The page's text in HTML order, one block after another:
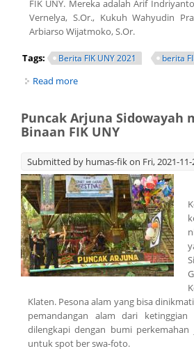
FIK UNY. Mereka adalah Arif
Vernelya, S.Or., Kukuh Wahyudin
Arbiarso Wijatmoko, S.Or.
Tags: Berita FIK UNY 2021 berita
Read more
Puncak Arjuna Sidowayah
Binaan FIK UNY
Submitted by humas-fikon Fri, 2021-
Klaten. Pesona alam yang bisa
pemandangan alam dari
dilengkapi dengan bumi
untuk spot ber swa-foto.